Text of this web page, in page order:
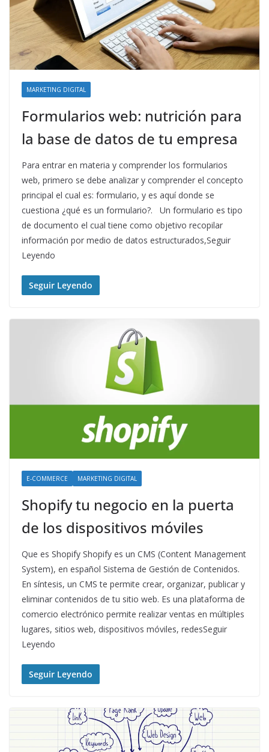
MARKETING DIGITAL
Formularios web: nutrición para
la base de datos de tu empresa
Para entrar en materia y comprender los formularios
web, primero se debe analizar y comprender el concepto
principal el cual es: formulario, y es aquí donde se
cuestiona ¿qué es un formulario?. Un formulario es tipo
de documento el cual tiene como objetivo recopilar
información por medio de datos estructurados,Seguir
Leyendo
Seguir Leyendo
E-COMMERCE MARKETING DIGITAL
Shopify tu negocio en la puerta
de los dispositivos móviles
Que es Shopify Shopify es un CMS (Content Management
System), en español Sistema de Gestión de Contenidos.
En síntesis, un CMS te permite crear, organizar, publicar y
eliminar contenidos de tu sitio web. Es una plataforma de
comercio electrónico permite realizar ventas en múltiples
lugares, sitios web, dispositivos móviles, redesSeguir
Leyendo
Seguir Leyendo